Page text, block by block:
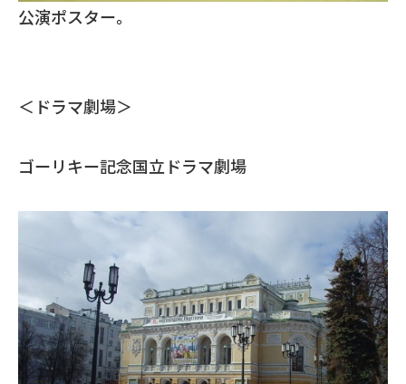
公演ポスター。
＜ドラマ劇場＞
ゴーリキー記念国立ドラマ劇場